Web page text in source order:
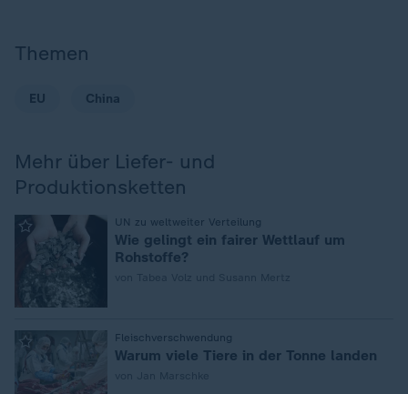
Themen
EU China
Mehr über Liefer- und
Produktionsketten
UN zu weltweiter Verteilung
Wie gelingt ein fairer Wettlauf um
Rohstoffe?
Fleischverschwendung
Warum viele Tiere in der Tonne landen